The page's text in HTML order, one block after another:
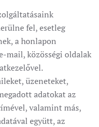
fel, esetleg
a honlapon
mail, közösségi oldalak
üzeneteket,
adatokat az
valamint más,
együtt, az